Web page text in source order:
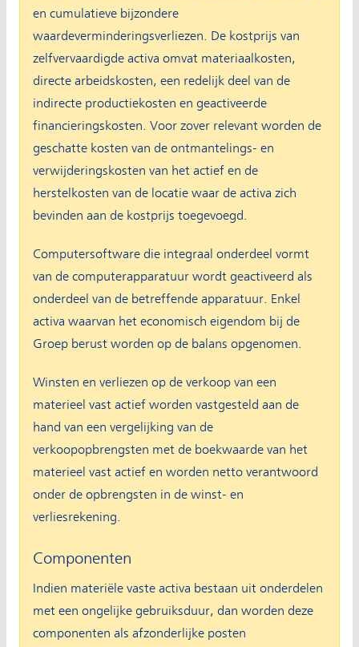
en cumulatieve bijzondere
waardeverminderingsverliezen. De kostprijs van
zelfvervaardigde activa omvat materiaalkosten,
directe arbeidskosten, een redelijk deel van de
indirecte productiekosten en geactiveerde
financieringskosten. Voor zover relevant worden de
geschatte kosten van de ontmantelings- en
verwijderingskosten van het actief en de
herstelkosten van de locatie waar de activa zich
bevinden aan de kostprijs toegevoegd.
Computersoftware die integraal onderdeel vormt
van de computerapparatuur wordt geactiveerd als
onderdeel van de betreffende apparatuur. Enkel
activa waarvan het economisch eigendom bij de
Groep berust worden op de balans opgenomen.
Winsten en verliezen op de verkoop van een
materieel vast actief worden vastgesteld aan de
hand van een vergelijking van de
verkoopopbrengsten met de boekwaarde van het
materieel vast actief en worden netto verantwoord
onder de opbrengsten in de winst- en
verliesrekening.
Componenten
Indien materiële vaste activa bestaan uit onderdelen
met een ongelijke gebruiksduur, dan worden deze
componenten als afzonderlijke posten